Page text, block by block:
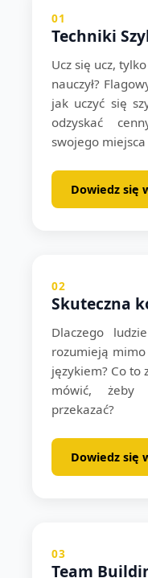
01
Techniki
Ucz się ucz,
nauczył?
jak uczyć się
odzyskać
swojego
Dowiedz się
02
Skuteczna
Dlaczego
rozumieją
językiem? Co to
mówić,
przekazać?
Dowiedz się
03
Team